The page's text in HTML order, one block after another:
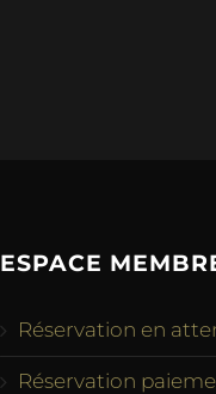
ESPACE
Réservation en
Réservation